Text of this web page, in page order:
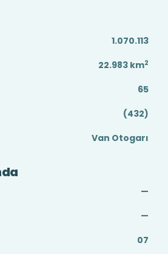
1.070.113
22.983 km2
65
(432)
Van Otogarı
—
—
07